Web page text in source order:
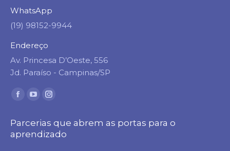
WhatsApp
(19) 98152-9944
Endereço
Av. Princesa D’Oeste, 556
Jd. Paraíso - Campinas/SP
Encontre-nos em:
Facebook
opens
in
YouTube
opens
in
Instagram
opens
in
Parcerias que abrem as portas para o
aprendizado